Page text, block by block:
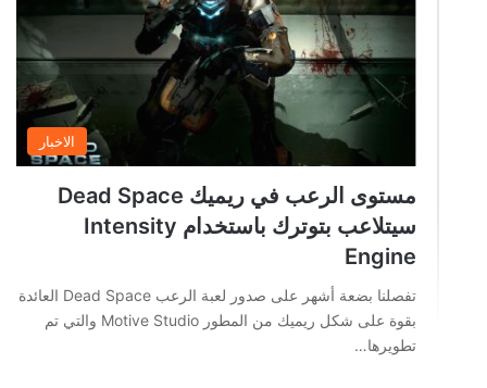
الاخبار
مستوى الرعب في ريميك Dead Space
سيتلاعب بتوترك باستخدام Intensity
Engine
تفصلنا بضعة أشهر على صدور لعبة الرعب Dead Space العائدة
بقوة على شكل ريميك من المطور Motive Studio والتي تم
تطويرها…